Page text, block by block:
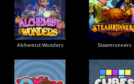
Alchemist Wonders Steamrunners